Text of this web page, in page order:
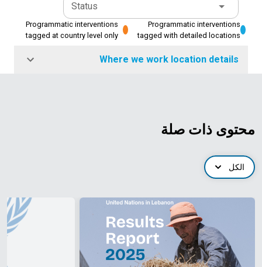
Status
Programmatic interventions
tagged with detailed locations
Programmatic interventions
tagged at country level only
Where we work location details
محتوى ذات صلة
الكل